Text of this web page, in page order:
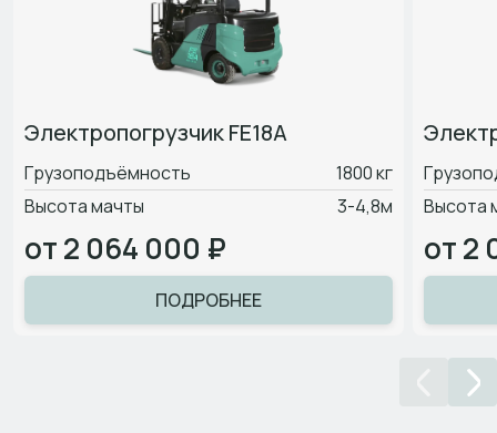
Электропогрузчик FE18A
Грузоподъёмность
1800 кг
Высота мачты
3-4,8м
от 2 064 000 ₽
ПОДРОБНЕЕ
Высота
от 2